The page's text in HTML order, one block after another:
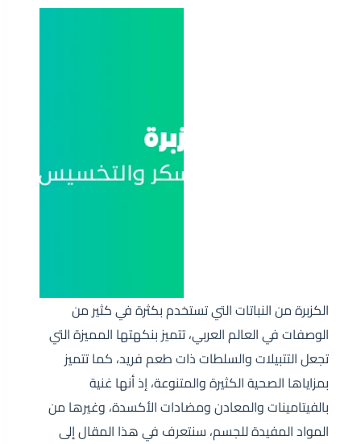
الكزبرة من النباتات التي تستخدم بكثرة في كثير من
الوصفات في العالم العربي، تتميز بنكهتها المميزة التي
تجعل التتبيلات والسلطات ذات طعم فريد، كما تتميز
بمزاياها الصحية الكثيرة والمتنوعة، إذ أنها غنية
بالفيتامينات والمعادن ومضادات الأكسدة، وغيرها من
المواد المفيدة للجسم، سنتعرف في هذا المقال إلى